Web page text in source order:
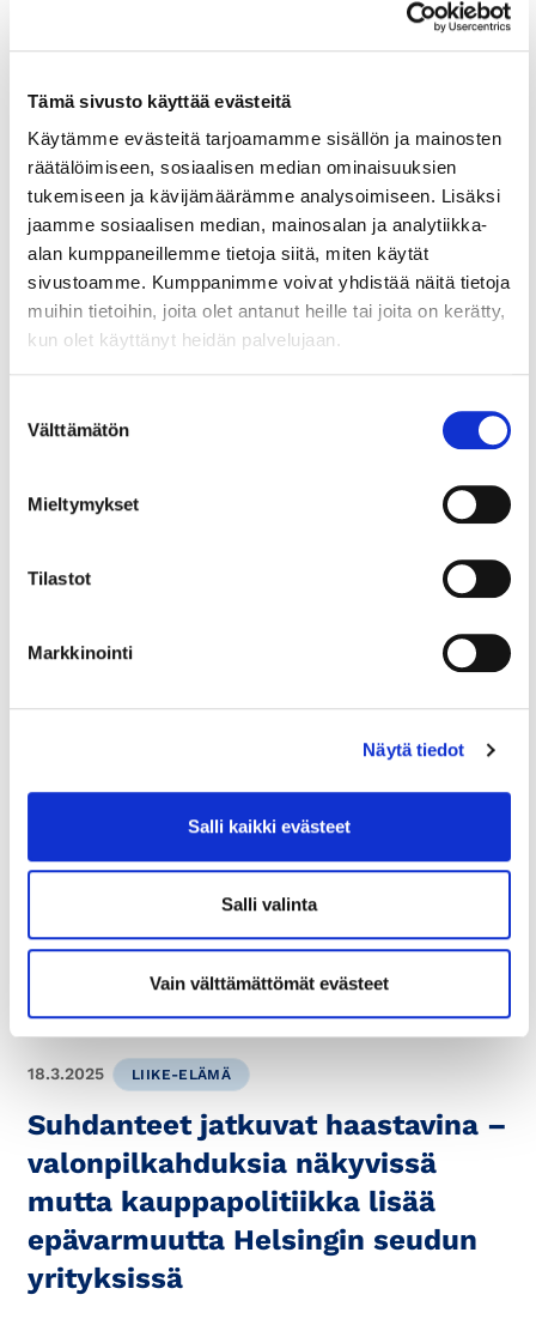
Tämä sivusto käyttää evästeitä
Käytämme evästeitä tarjoamamme sisällön ja mainosten
räätälöimiseen, sosiaalisen median ominaisuuksien
tukemiseen ja kävijämäärämme analysoimiseen. Lisäksi
jaamme sosiaalisen median, mainosalan ja analytiikka-
alan kumppaneillemme tietoja siitä, miten käytät
sivustoamme. Kumppanimme voivat yhdistää näitä tietoja
muihin tietoihin, joita olet antanut heille tai joita on kerätty,
kun olet käyttänyt heidän palvelujaan.
valinta
Välttämätön
Mieltymykset
Tilastot
Markkinointi
Näytä tiedot
Salli kaikki evästeet
Salli valinta
Vain välttämättömät evästeet
Kyselyyn vastasi 1 262 yritystä. EK julkaisee
vuodessa.
Suhdannebarometri, lokakuu 2020
Alueelliset suhdannenäkymät
piristymässä – erityisesti
vaatekauppa ja ravintola-ala
Näin selvitys tehtiin Helsingin seudun
18.3.2025 LIIKE-ELÄMÄ
Suhdanteet jatkuvat haastavina –
valonpilkahduksia näkyvissä
mutta kauppapolitiikka lisää
epävarmuutta Helsingin seudun
yrityksissä